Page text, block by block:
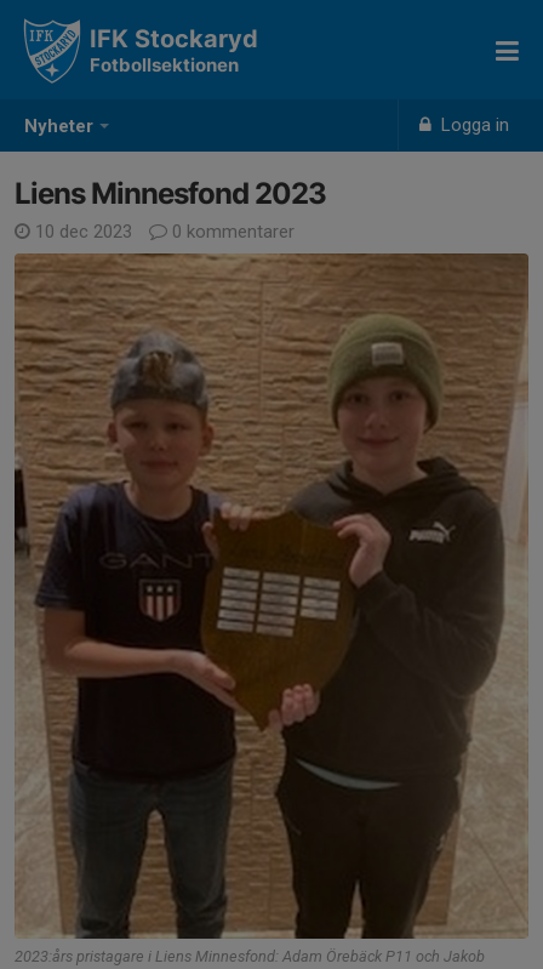
Nyheter Logga in
IFK Stockaryd
Fotbollsektionen
Liens Minnesfond 2023
10 dec 2023 0 kommentarer
2023:års pristagare i Liens Minnesfond: Adam Örebäck P11 och Jakob